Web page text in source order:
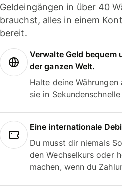
Geldeingängen in über 40
brauchst, alles in einem
bereit.
Verwalte Geld bequem
der ganzen Welt.
Halte deine
sie in Sekundenschnelle
Eine internationale
Du musst dir niemals
den Wechselkurs oder
machen, wenn du